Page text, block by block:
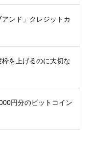
アンド」クレジットカ
枠を上げるのに大切な
円分のビットコイン